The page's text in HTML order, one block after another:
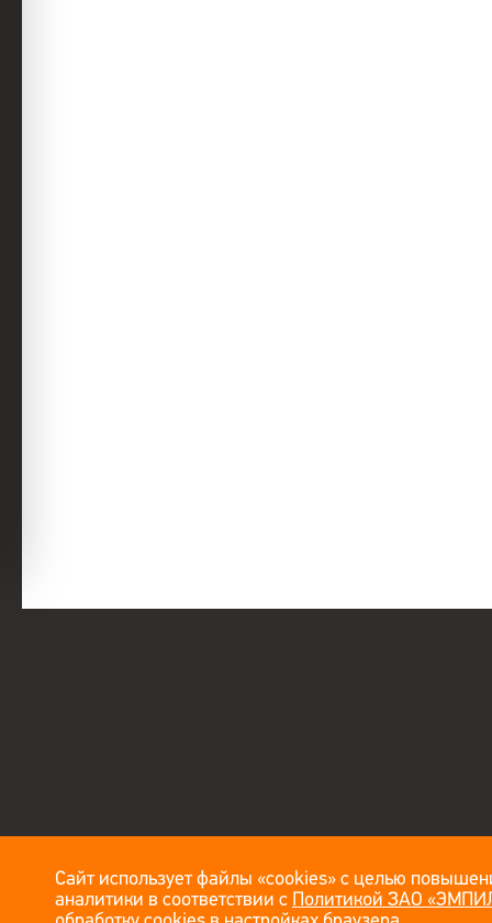
Сайт использует файлы «cookies» с целью
аналитики в соответствии с Политикой ЗАО